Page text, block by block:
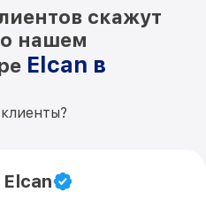
скажут
нашем
Elcan в